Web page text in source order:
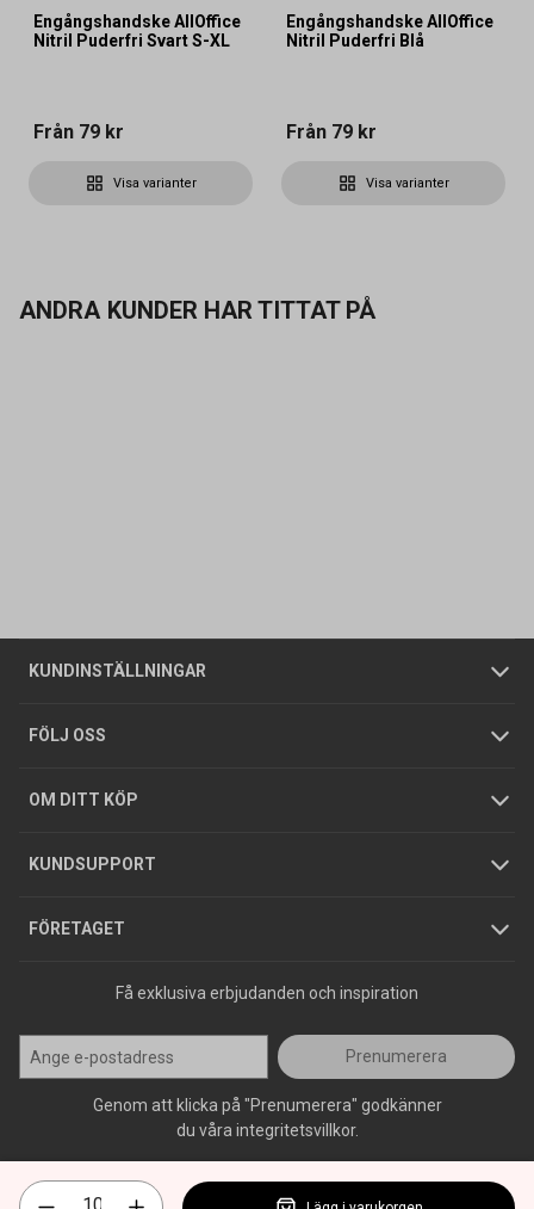
Engångshandske AllOffice
Nitril Puderfri Svart S-XL
Från 79 kr
Visa varianter
Engångshandske AllOffice
Nitril Puderfri Blå
Från 79 kr
Visa varianter
ANDRA KUNDER HAR TITTAT PÅ
KUNDINSTÄLLNINGAR
Företagskund / Privatkund
FÖLJ OSS
OM DITT KÖP
Allmänna försäljningsvillkor
Integritetspolicy
GDPR
KUNDSUPPORT
Butiker
Foldrar och kataloger
Köpguider
Varumärken
FÖRETAGET
Om oss
Tjänster
Hållbarhet
Jobba hos oss
Press
Få exklusiva erbjudanden och inspiration
Prenumerera
Genom att klicka på "Prenumerera" godkänner
du våra integritetsvillkor.